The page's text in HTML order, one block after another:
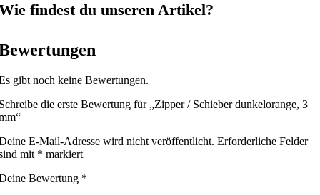
findest du unseren Artikel?
gibt noch keine Bewertungen.
die erste Bewertung für „Zipper / Schieber dunkelorange, 3
E-Mail-Adresse wird nicht veröffentlicht. Erforderliche Felder
mit * markiert
Bewertung *